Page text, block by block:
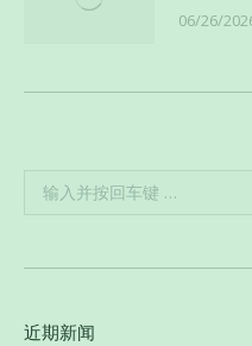
06/26/
Search:
近期新闻